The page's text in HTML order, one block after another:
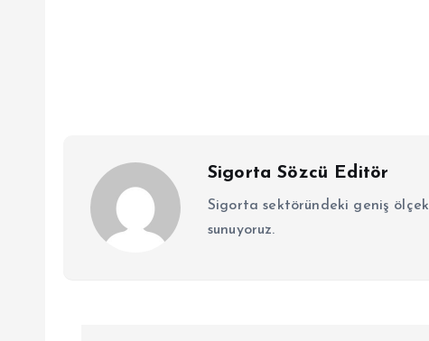
Sigorta Sözcü Editör
Sigorta sektöründeki geniş
sunuyoruz.